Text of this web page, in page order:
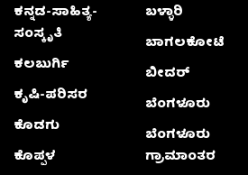
ಕನ್ನಡ-ಸಾಹಿತ್ಯ-
ಸಂಸ್ಕೃತಿ
ಕಲಬುರ್ಗಿ
ಕೃಷಿ-ಪರಿಸರ
ಕೊಡಗು
ಕೊಪ್ಪಳ
ಬಳ್ಳಾರಿ
ಬಾಗಲಕೋಟೆ
ಬೀದರ್
ಬೆಂಗಳೂರು
ಬೆಂಗಳೂರು
ಗ್ರಾಮಾಂತರ